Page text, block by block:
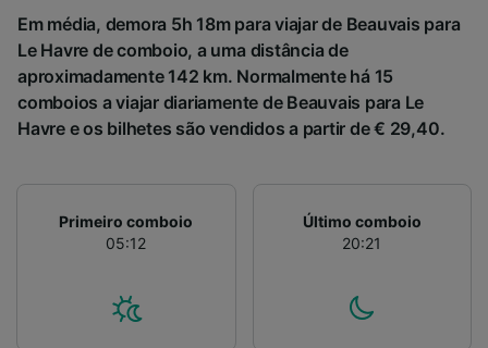
Em média, demora 5h 18m para viajar de Beauvais para
Le Havre de comboio, a uma distância de
aproximadamente 142 km. Normalmente há 15
comboios a viajar diariamente de Beauvais para Le
Havre e os bilhetes são vendidos a partir de € 29,40.
Primeiro comboio
05:12
Último comboio
20:21
Lista de parceiros (fornecedores)